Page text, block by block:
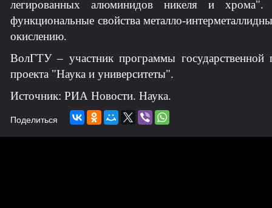
легированных алюминидов никеля и
функциональные свойства металло-
окислению.
ВолГТУ – участник программы государственной
проекта "Наука и университеты".
Источник: РИА Новости. Наука.
Поделиться